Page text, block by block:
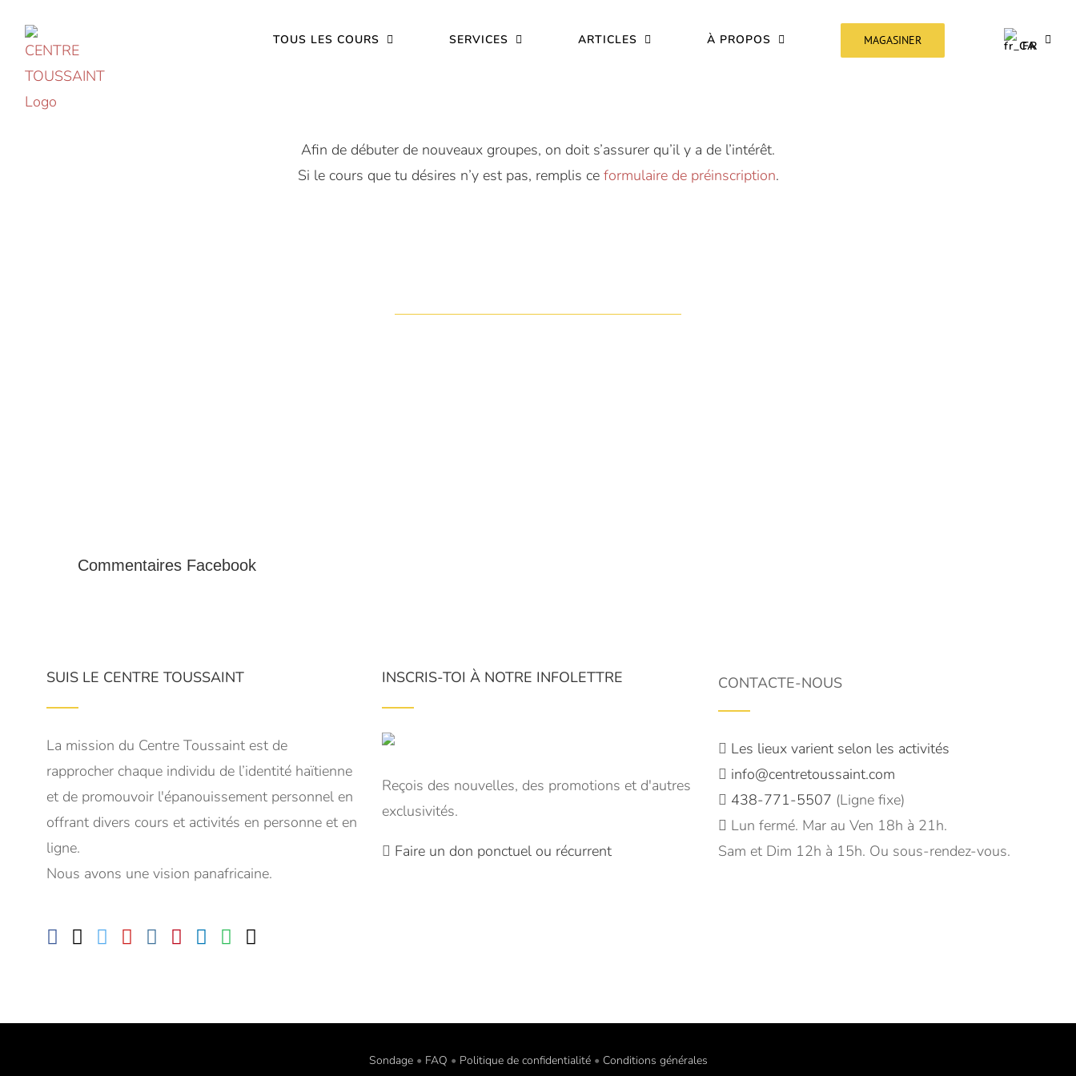
TOUS LES COURS SERVICES ARTICLES À PROPOS MAGASINER FR
Afin de débuter de nouveaux groupes, on doit s’assurer qu’il y a de l’intérêt.
Si le cours que tu désires n’y est pas, remplis ce formulaire de préinscription.
Commentaires Facebook
SUIS LE CENTRE TOUSSAINT
La mission du Centre Toussaint est de
rapprocher chaque individu de l’identité haïtienne
et de promouvoir l'épanouissement personnel en
offrant divers cours et activités en personne et en
ligne.
Nous avons une vision panafricaine.
INSCRIS-TOI À NOTRE INFOLETTRE
Reçois des nouvelles, des promotions et d'autres
exclusivités.
Faire un don ponctuel ou récurrent
CONTACTE-NOUS
Les lieux varient selon les activités
info@centretoussaint.com
438-771-5507 (Ligne fixe)
Lun fermé. Mar au Ven 18h à 21h.
Sam et Dim 12h à 15h. Ou sous-rendez-vous.
Sondage• FAQ • Politique de confidentialité• Conditions générales